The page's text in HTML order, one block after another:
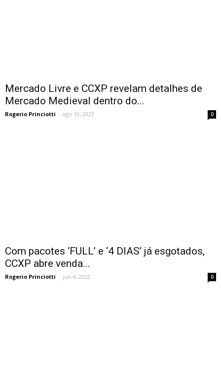
Mercado Livre e CCXP revelam detalhes de
Mercado Medieval dentro do...
Rogerio Princiotti - ago 10, 2022 0
Com pacotes ‘FULL’ e ‘4 DIAS’ já esgotados,
CCXP abre venda...
Rogerio Princiotti - jun 4, 2022 0